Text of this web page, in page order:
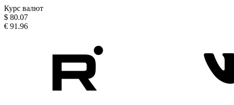
Курс валют
$ 80.07
€ 91.96